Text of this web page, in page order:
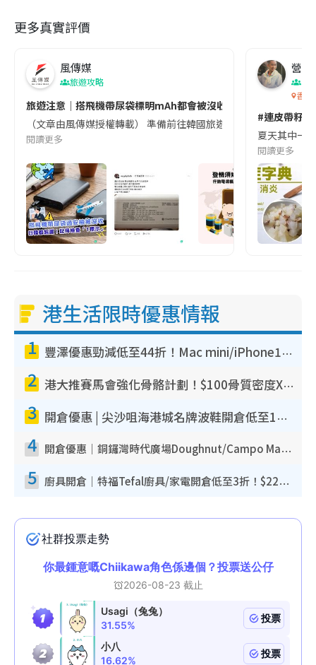
更多真實評價
風傳媒
旅遊攻略
旅遊注意｜搭飛機帶尿袋標明mAh都會被沒收😱出發前切記檢查
（文章由風傳媒授權轉載） 準備前往韓國旅遊的民眾，近期要
閱讀更多
營養
香港
#連皮帶籽
夏天其中一
閱讀更多
港生活限時優惠情報
1 豐澤優惠勁減低至44折！Mac mini/iPhone17Pro大減價！廚房家電$220起
2 港大推賽馬會強化骨骼計劃！$100骨質密度X光檢查 完成免費運動訓練送超市禮券！附參加資格
3 開倉優惠 | 尖沙咀海港城名牌波鞋開倉低至1折！On鞋$899起／Joy&Peace鞋履$98起
4 開倉優惠｜銅鑼灣時代廣場Doughnut/Campo Marzio開倉低至1折！背囊、書包、手袋劈價$200起
5 廚具開倉｜特福Tefal廚具/家電開倉低至3折！$220起買平底鍋/炒鑊/湯煲！電飯煲/吸塵機/燙斗$418起